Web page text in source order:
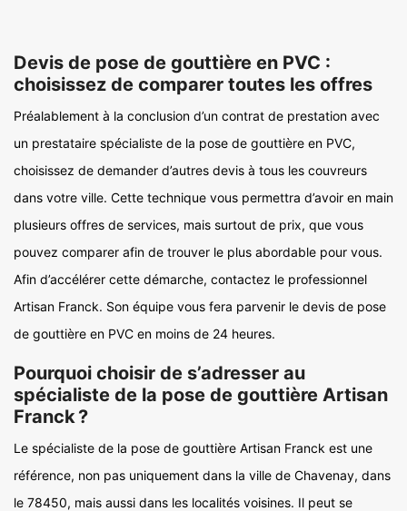
Devis de pose de gouttière en PVC :
choisissez de comparer toutes les offres
Préalablement à la conclusion d’un contrat de prestation avec
un prestataire spécialiste de la pose de gouttière en PVC,
choisissez de demander d’autres devis à tous les couvreurs
dans votre ville. Cette technique vous permettra d’avoir en main
plusieurs offres de services, mais surtout de prix, que vous
pouvez comparer afin de trouver le plus abordable pour vous.
Afin d’accélérer cette démarche, contactez le professionnel
Artisan Franck. Son équipe vous fera parvenir le devis de pose
de gouttière en PVC en moins de 24 heures.
Pourquoi choisir de s’adresser au
spécialiste de la pose de gouttière Artisan
Franck ?
Le spécialiste de la pose de gouttière Artisan Franck est une
référence, non pas uniquement dans la ville de Chavenay, dans
le 78450, mais aussi dans les localités voisines. Il peut se